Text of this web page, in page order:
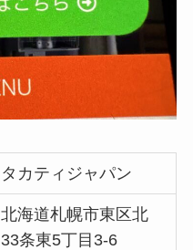
タカティジャパン
北海道札幌市東区北
33条東5丁目3-6